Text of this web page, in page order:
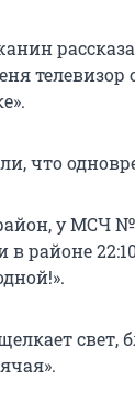
что
у МСЧ
в районе
свет,